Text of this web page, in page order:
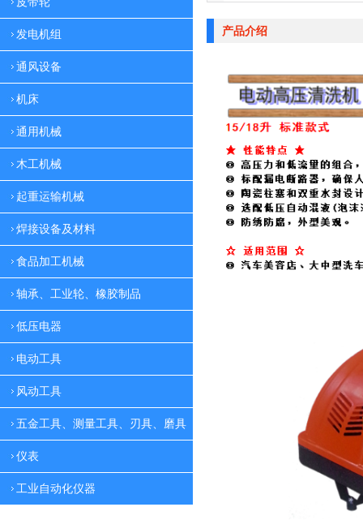
发电机组
通风设备
机床
通用机械
木工机械
起重运输机械
焊接设备及材料
食品加工机械
轴承、工业轮、橡胶制品
低压电器
电动工具
风动工具
五金工具、测量工具、刃具、磨具
仪表
工业自动化仪器
产品介绍